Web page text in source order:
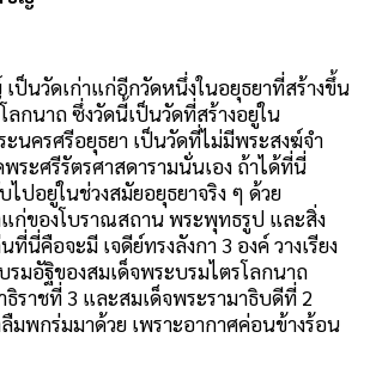
ป็นวัดเก่าแก่อีกวัดหนึ่งในอยุธยาที่สร้างขึ้น
ลกนาถ ซึ่งวัดนี้เป็นวัดที่สร้างอยู่ใน
ะนครศรีอยุธยา เป็นวัดที่ไม่มีพระสงฆ์จำ
ระศรีรัตรศาสดารามนั่นเอง ถ้าได้ที่นี่
ไปอยู่ในช่วงสมัยอยุธยาจริง ๆ ด้วย
แก่ของโบราณสถาน พระพุทธรูป และสิ่ง
ที่นี่คือจะมี เจดีย์ทรงลังกา 3 องค์ วางเรียง
มอัฐิของสมเด็จพระบรมไตรโลกนาถ
ธิราชที่ 3 และสมเด็จพระรามาธิบดีที่ 2
มพกร่มมาด้วย เพราะอากาศค่อนข้างร้อน